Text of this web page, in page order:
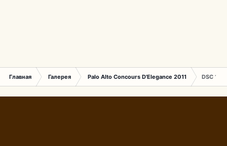
Главная Галерея Palo Alto Concours D'Elegance 2011 DSC